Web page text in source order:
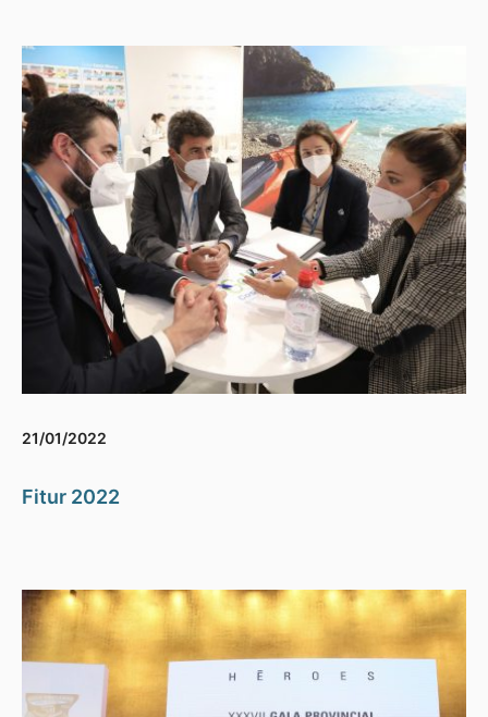
21/01/2022
Fitur 2022